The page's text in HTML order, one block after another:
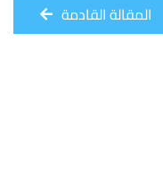
المقالة القادمة